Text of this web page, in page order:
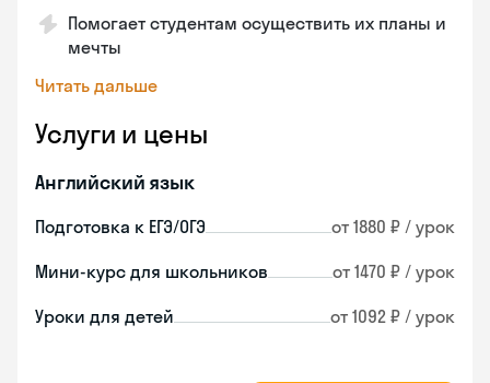
Помогает студентам осуществить их планы и
мечты
Читать дальше
Услуги и цены
Английский язык
Подготовка к ЕГЭ/ОГЭ от 1880 ₽ / урок
Мини-курс для школьников от 1470 ₽ / урок
Уроки для детей от 1092 ₽ / урок